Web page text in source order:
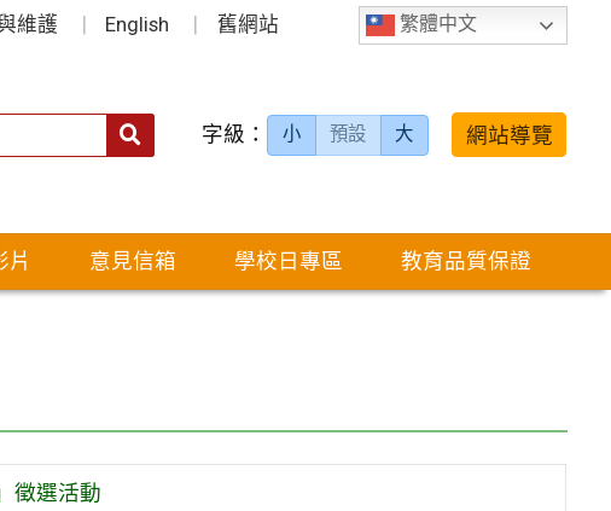
繁體中文
維護 English 舊網站
字級： 小 預設 大 網站導覽
片 意見信箱 學校日專區 教育品質保證
徵選活動